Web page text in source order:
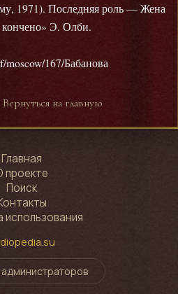
1971). Последняя роль — Жена
Э. Олби.
moscow/167/Бабанова
на главную
Главная
проекте
Поиск
использования